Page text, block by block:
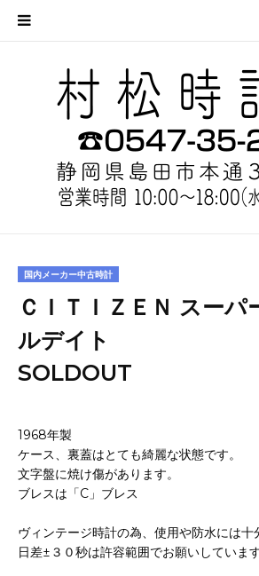
国内メーカー中古時計
ＣＩＴＩＺＥＮ スーパ
ルデイト
SOLDOUT
1968年製
ケース、裏蓋はとても綺麗な状態です。
文字盤に焼け傷があります。
ブレスは「C」ブレス
ヴィンテージ時計の為、使用や防水には十
日差±３０秒は許容範囲でお願いしています